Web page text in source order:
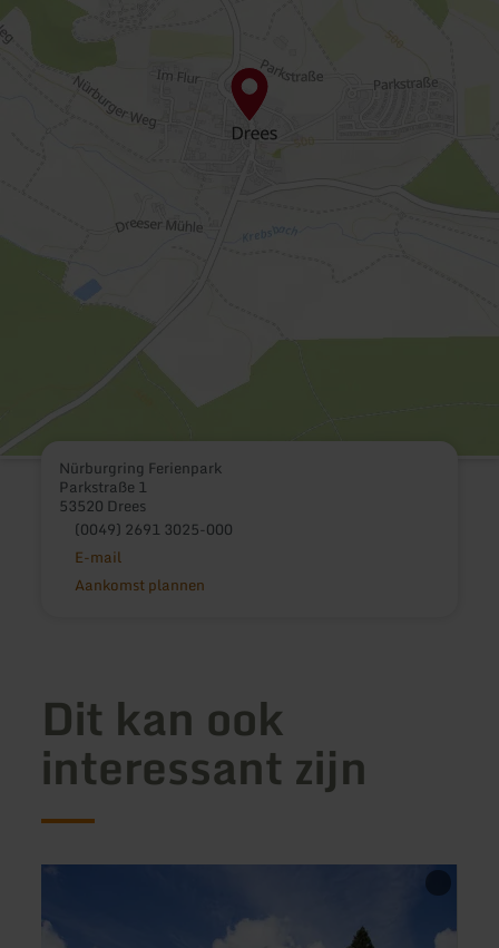
Nürburgring Ferienpark
Parkstraße 1
53520 Drees
(0049) 2691 3025-000
E-mail
Aankomst plannen
Dit kan ook
interessant zijn
Jugendherberge
Bad